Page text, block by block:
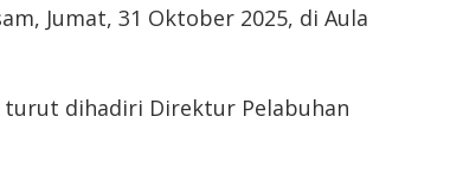
Jumat, 31 Oktober 2025, di Aula
turut dihadiri Direktur Pelabuhan